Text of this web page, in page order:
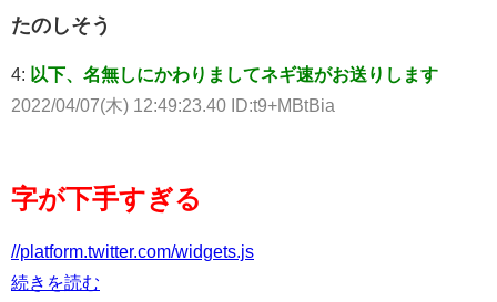
たのしそう
4: 以下、名無しにかわりましてネギ速がお送りします
2022/04/07(木) 12:49:23.40 ID:t9+MBtBia
字が下手すぎる
//platform.twitter.com/widgets.js
続きを読む